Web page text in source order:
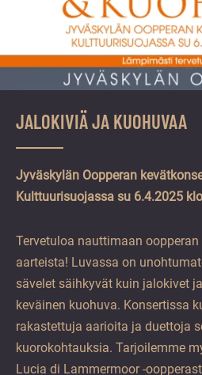
JALOKIVIÄ JA KUOHUVAA
Jyväskylän Oopperan
Kulttuurisuojassa su 6.4.2025
Tervetuloa nauttimaan
aarteista! Luvassa on
sävelet säihkyvät kuin jalokivet
keväinen kuohuva. Konsertissa
rakastettuja aarioita ja duettoja
kuorokohtauksia. Tarjoilemme
Lucia di Lammermoor -